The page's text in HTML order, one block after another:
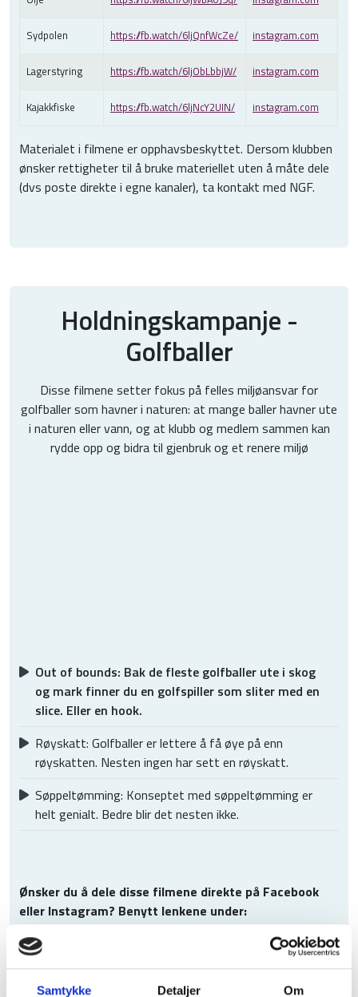
Samtykke Detaljer Om
Sydpolen https://fb.watch/6ljQnfWcZe/ instagram.com
Lagerstyring https://fb.watch/6ljObLbbjW/ instagram.com
Kajakkfiske https://fb.watch/6ljNcY2UIN/ instagram.com
Materialet i filmene eropphavsbeskyttet. Dersom klubben
ønsker rettigheter til å bruke materiellet uten å måte dele
(dvs poste direkte i egne kanaler), ta kontakt med NGF.
Holdningskampanje -
Golfballer
Disse filmene setter fokus på felles miljøansvar for
golfballer som havner i naturen: at mange baller havner ute
i naturen eller vann, og at klubb og medlem sammen kan
rydde opp og bidra til gjenbruk og et renere miljø
Out of bounds: Bak de fleste golfballer ute i skog
og mark finner du en golfspiller som sliter med en
slice. Eller en hook.
Røyskatt: Golfballer er lettere å få øye på enn
røyskatten. Nesten ingen har sett en røyskatt.
Søppeltømming: Konseptet med søppeltømming er
helt genialt. Bedre blir det nesten ikke.
Ønsker du å dele disse filmene direkte på Facebook
eller Instagram? Benytt lenkene under:
Film Instagram
Out bounds https://fb.watch/C7zN2-scU1/ instagram.com